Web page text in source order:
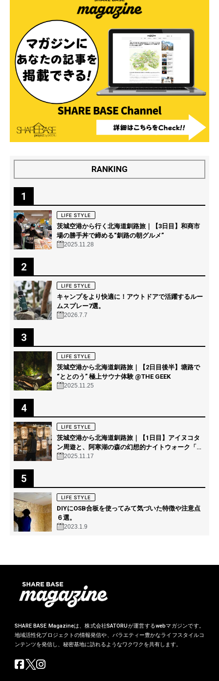
RANKING
1
LIFE STYLE
茨城空港から行く北海道釧路旅｜【3日目】和商市
場の勝手丼で締める“釧路の朝グルメ”
2025.11.28
2
LIFE STYLE
キャンプをより快適に！アウトドアで活躍するルー
ムスプレー7選。
2026.7.7
3
LIFE STYLE
茨城空港から北海道釧路旅｜【2日目後半】塘路で
“ととのう” 極上サウナ体験 @THE GEEK
2025.11.25
4
LIFE STYLE
茨城空港から北海道釧路旅｜【1日目】アイヌコタ
ン周遊と、阿寒湖の森の幻想的ナイトウォーク「カ
ムイルミナ」を体験！
2025.11.17
5
LIFE STYLE
DIYにOSB合板を使ってみて気づいた特徴や注意点
６選。
2023.1.9
SHARE BASE Magazineは、株式会社SATORUが運営するwebマガジンです。
地域活性化プロジェクトの情報発信や、バラエティー豊かなライフスタイルコ
ンテンツを発信し、秘密基地に訪れるようなワクワクを共有します。